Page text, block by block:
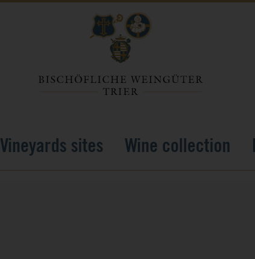
Vineyards sites Wine collection